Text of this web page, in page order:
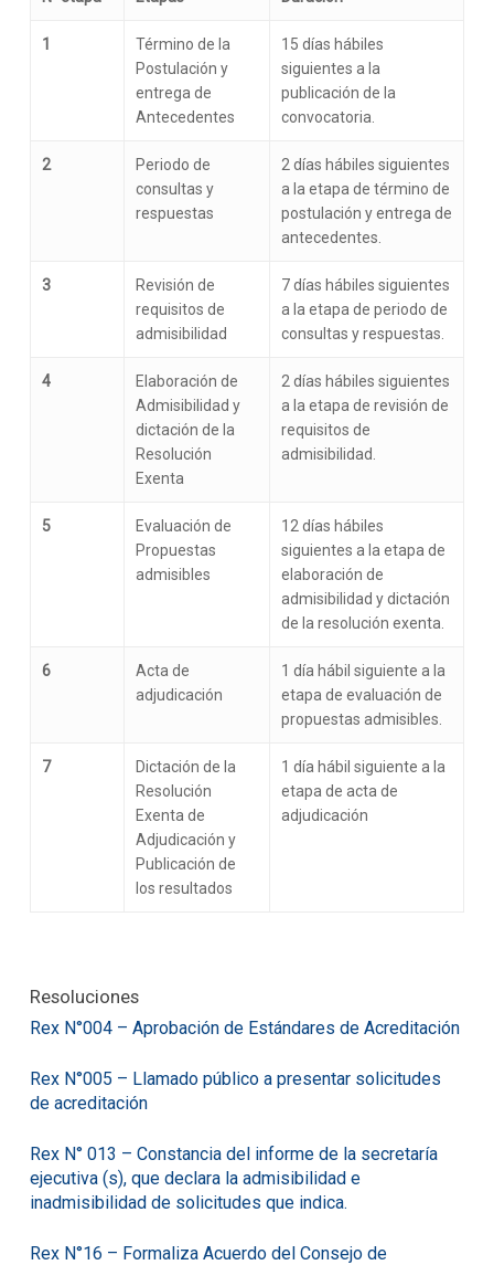
1
Término de la
Postulación y
entrega de
Antecedentes
15 días hábiles
siguientes a la
publicación de la
convocatoria.
2
Periodo de
consultas y
respuestas
2 días hábiles siguientes
a la etapa de término de
postulación y entrega de
antecedentes.
3
Revisión de
requisitos de
admisibilidad
7 días hábiles siguientes
a la etapa de periodo de
consultas y respuestas.
4
Elaboración de
Admisibilidad y
dictación de la
Resolución
Exenta
2 días hábiles siguientes
a la etapa de revisión de
requisitos de
admisibilidad.
5
Evaluación de
Propuestas
admisibles
12 días hábiles
siguientes a la etapa de
elaboración de
admisibilidad y dictación
de la resolución exenta.
6
Acta de
adjudicación
1 día hábil siguiente a la
etapa de evaluación de
propuestas admisibles.
7
Dictación de la
Resolución
Exenta de
Adjudicación y
Publicación de
los resultados
1 día hábil siguiente a la
etapa de acta de
adjudicación
Resoluciones
Rex N°004 – Aprobación de Estándares de Acreditación
Rex N°005 – Llamado público a presentar solicitudes
de acreditación
Rex N° 013 – Constancia del informe de la secretaría
ejecutiva (s), que declara la admisibilidad e
inadmisibilidad de solicitudes que indica.
Rex N°16 – Formaliza Acuerdo del Consejo de